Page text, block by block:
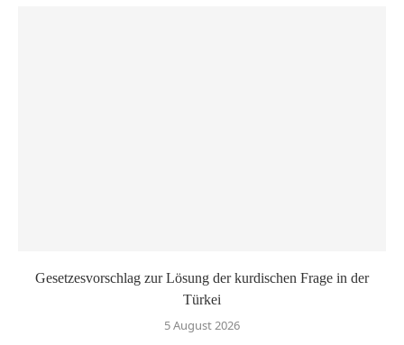
Gesetzesvorschlag zur Lösung der kurdischen Frage in der
Türkei
5 August 2026